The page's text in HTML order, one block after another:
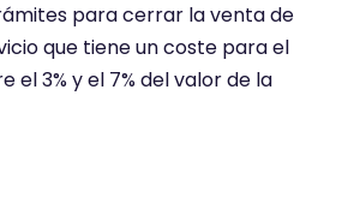
para cerrar la venta de
que tiene un coste para el
el 3% y el 7% del valor de la